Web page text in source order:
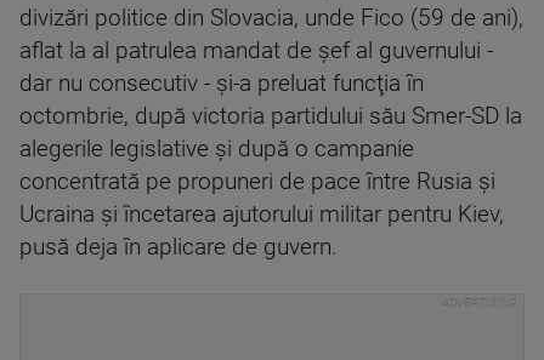
divizări politice din Slovacia, unde Fico (59 de ani),
aflat la al patrulea mandat de şef al guvernului -
dar nu consecutiv - şi-a preluat funcţia în
octombrie, după victoria partidului său Smer-SD la
alegerile legislative şi după o campanie
concentrată pe propuneri de pace între Rusia şi
Ucraina şi încetarea ajutorului militar pentru Kiev,
pusă deja în aplicare de guvern.